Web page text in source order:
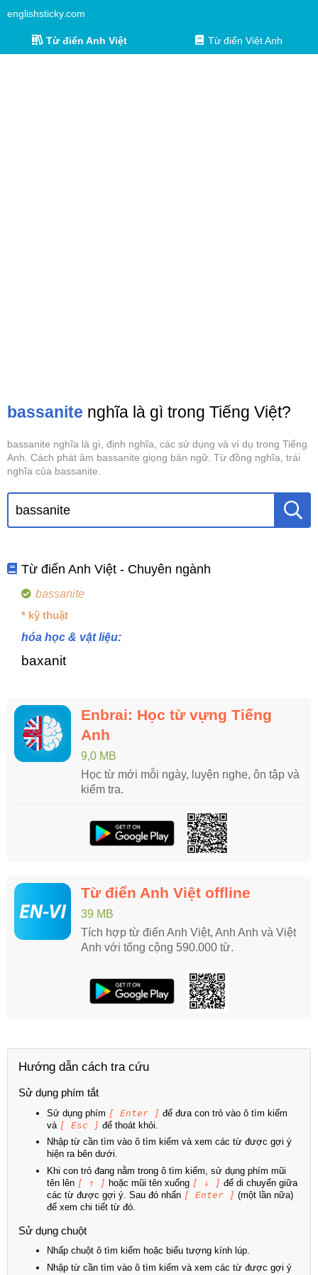
englishsticky.com
Từ điển Anh Việt Từ điển Việt Anh
bassanite nghĩa là gì trong Tiếng Việt?
bassanite nghĩa là gì, định nghĩa, các sử dụng và ví dụ trong Tiếng
Anh. Cách phát âm bassanite giọng bản ngữ. Từ đồng nghĩa, trái
nghĩa của bassanite.
Từ điển Anh Việt - Chuyên ngành
bassanite
* kỹ thuật
hóa học & vật liệu:
baxanit
Enbrai: Học từ vựng Tiếng
Anh
9,0 MB
Học từ mới mỗi ngày, luyện nghe, ôn tập và
kiểm tra.
Từ điển Anh Việt offline
39 MB
Tích hợp từ điển Anh Việt, Anh Anh và Việt
Anh với tổng cộng 590.000 từ.
Hướng dẫn cách tra cứu
Sử dụng phím tắt
Sử dụng phím [ Enter ] để đưa con trỏ vào ô tìm kiếm
và [ Esc ] để thoát khỏi.
Nhập từ cần tìm vào ô tìm kiếm và xem các từ được gợi ý
hiện ra bên dưới.
Khi con trỏ đang nằm trong ô tìm kiếm, sử dụng phím mũi
tên lên [ ↑ ] hoặc mũi tên xuống [ ↓ ] để di chuyển giữa
các từ được gợi ý. Sau đó nhấn [ Enter ] (một lần nữa)
để xem chi tiết từ đó.
Sử dụng chuột
Nhấp chuột ô tìm kiếm hoặc biểu tượng kính lúp.
Nhập từ cần tìm vào ô tìm kiếm và xem các từ được gợi ý